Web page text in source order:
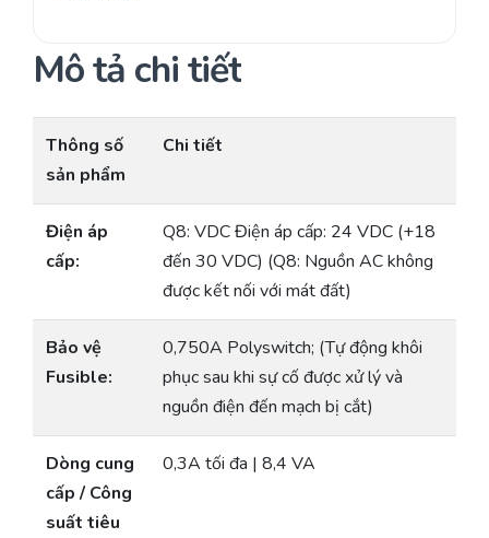
Mô tả chi tiết
Thông số
sản phẩm
Chi tiết
Điện áp
cấp:
Q8: VDC Điện áp cấp: 24 VDC (+18
đến 30 VDC) (Q8: Nguồn AC không
được kết nối với mát đất)
Bảo vệ
Fusible:
0,750A Polyswitch; (Tự động khôi
phục sau khi sự cố được xử lý và
nguồn điện đến mạch bị cắt)
Dòng cung
cấp / Công
suất tiêu
0,3A tối đa | 8,4 VA